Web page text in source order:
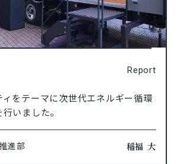
Report
ィをテーマに次世代エネルギー循環
いました。
進部 稲福 大